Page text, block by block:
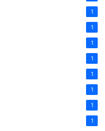
1
1
1
1
1
1
1
1